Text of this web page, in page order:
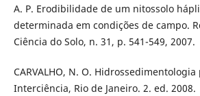
A. P. Erodibilidade de um nitossolo
determinada em condições de campo.
Ciência do Solo, n. 31, p. 541-549, 2007.
CARVALHO, N. O. Hidrossedimentologia
Interciência, Rio de Janeiro. 2. ed. 2008.